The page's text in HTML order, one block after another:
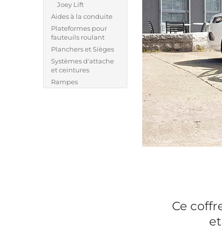
Joey Lift
Aides à la conduite
Plateformes pour
fauteuils roulant
Planchers et Sièges
Systèmes d'attache
et ceintures
Rampes
Ce